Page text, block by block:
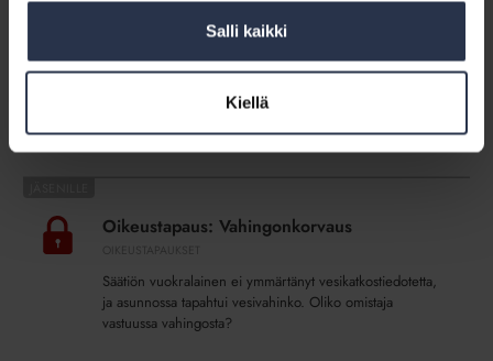
Salli kaikki
Kiellä
Vanha talo saneerattiin ja myytiin eteenpäin.
Alkuperäiseen kuntoon jätetty sadevesi- ja
kohteesta vastuussa kuin uudisrakennuksesta. Julkaistu
Kotitalo-lehdessä 8/2016.
VahingonkorvausOikeustapaus: Vahingonkorvaus
Säätiön vuokralainen ei ymmärtänyt vesikatkostiedotetta,
ja asunnossa tapahtui vesivahinko. Oliko omistaja
vastuussa vahingosta?